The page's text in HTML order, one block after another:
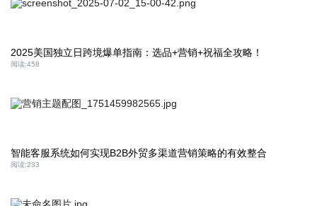
2025美国独立日跨境爆单指南：选品+营销+祝福全攻略！
阅读:458
智能客服系统如何实现B2B外贸多渠道营销策略的有效整合
阅读:233